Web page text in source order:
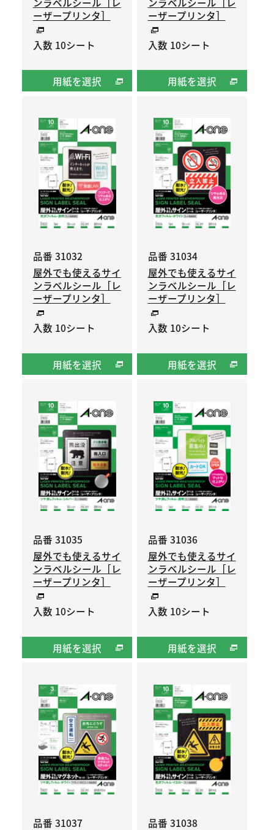
ーザープリンタ］
入数 10シート
用紙を選択
ーザープリンタ］
入数 10シート
用紙を選択
品番 31032
屋外でも使えるサイ
ンラベルシール［レ
ーザープリンタ］
入数 10シート
用紙を選択
品番 31034
屋外でも使えるサイ
ンラベルシール［レ
ーザープリンタ］
入数 10シート
用紙を選択
品番 31035
屋外でも使えるサイ
ンラベルシール［レ
ーザープリンタ］
入数 10シート
用紙を選択
品番 31036
屋外でも使えるサイ
ンラベルシール［レ
ーザープリンタ］
入数 10シート
用紙を選択
品番 31037 品番 31038